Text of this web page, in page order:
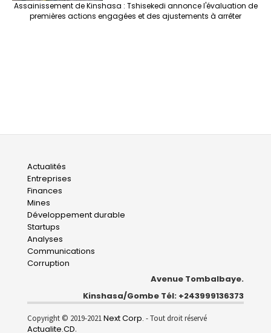
Assainissement de Kinshasa : Tshisekedi annonce l'évaluation de
premières actions engagées et des ajustements à arrêter
Main
navigation
Actualités
Entreprises
Finances
Mines
Développement durable
Startups
Analyses
Communications
Corruption
Avenue Tombalbaye.
Kinshasa/Gombe Tél: +243999136373
Copyright © 2019-2021Next Corp. - Tout droit réservé
Actualite.CD.